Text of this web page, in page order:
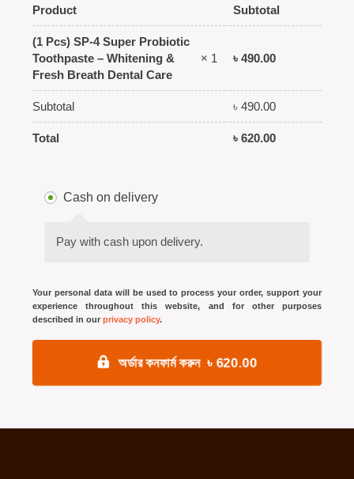
Product Subtotal
(1 Pcs) SP-4 Super Probiotic
Toothpaste – Whitening &
Fresh Breath Dental Care
× 1 ৳ 490.00
Subtotal ৳ 490.00
Total ৳ 620.00
Cash on delivery
Pay with cash upon delivery.
Your personal data will be used to process your order, support your
experience throughout this website, and for other purposes
described in our privacy policy.
অর্ডার কনফার্ম করুন ৳ 620.00